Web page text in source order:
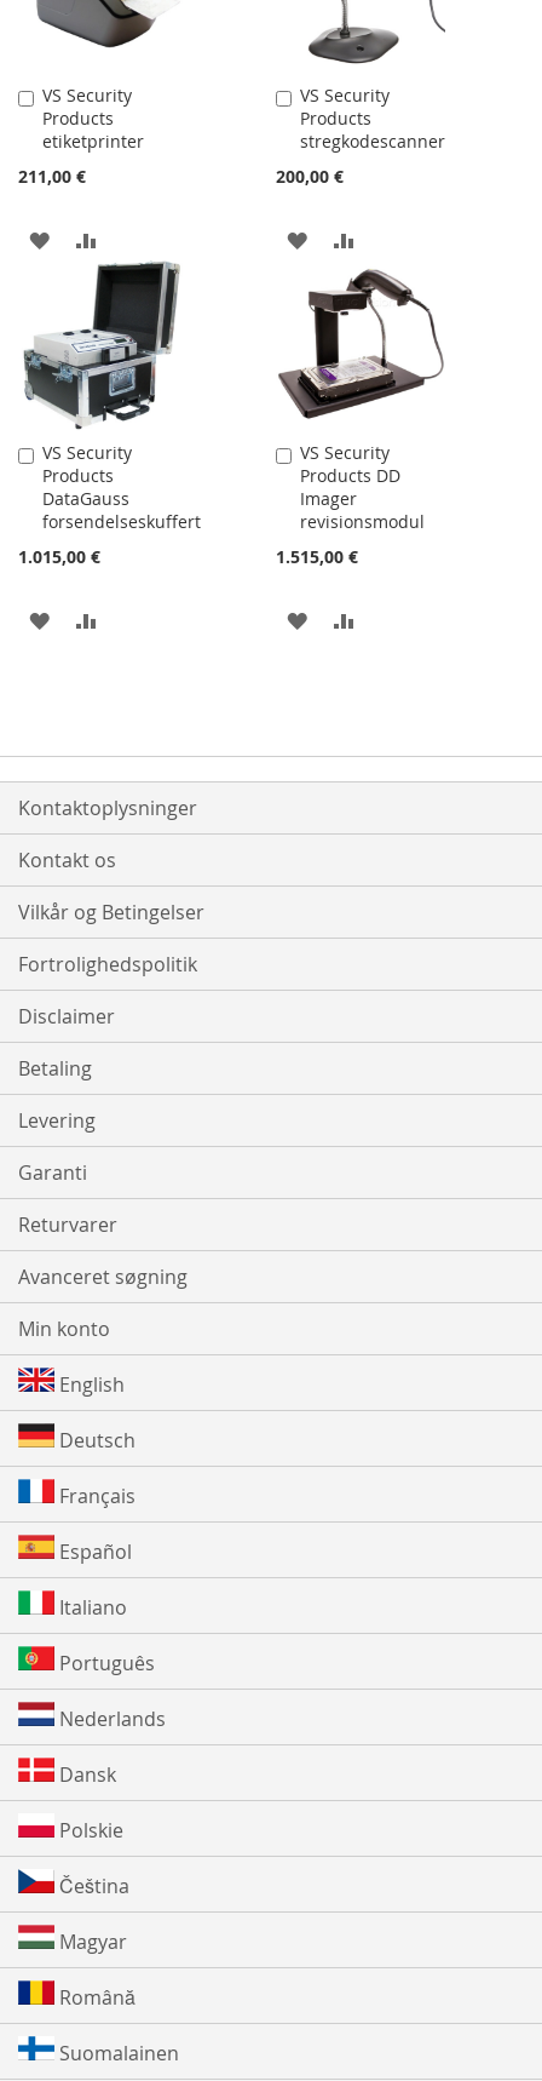
VS Security
Products
etiketprinter
211,00 €
Læg
kurv
TILFØJ
ØNSKE
LISTE
VS Security
Products
stregkodescanner
200,00 €
Læg
i
kurv
TILFØJ
ØNSKE
LISTE
VS Security
Products
DataGauss
forsendelseskuffert
1.015,00 €
Læg
kurv
TILFØJ
VS Security
Products DD
Imager
revisionsmodul
1.515,00 €
Læg
i
kurv
TILFØJ
Kontaktoplysninger
Kontakt os
Vilkår og Betingelser
Fortrolighedspolitik
Disclaimer
Betaling
Levering
Garanti
Returvarer
Avanceret søgning
Min konto
English
Deutsch
Français
Español
Italiano
Português
Nederlands
Dansk
Polskie
Čeština
Magyar
Română
Suomalainen